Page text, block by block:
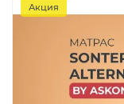
Акция